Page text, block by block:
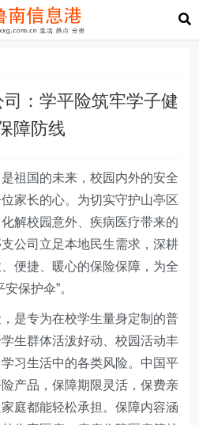
：学平险筑牢学子健
障防线
祖国的未来，校园内外的安全
家长的心。为切实守护山亭区
解校园意外、疾病医疗带来的
公司立足本地民生需求，深耕
便捷、暖心的保险保障，为全
保护伞”。
是专为在校学生量身定制的普
生群体活泼好动、校园活动丰
习生活中的各类风险。中国平
产品，保障期限灵活，保费亲
庭都能轻松承担。保障内容涵